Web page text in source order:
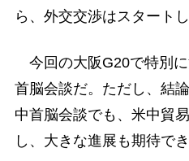
ら、外交交渉はスタートし
今回の大阪G20で特別
首脳会談だ。ただし、結
中首脳会談でも、米中貿
し、大きな進展も期待で